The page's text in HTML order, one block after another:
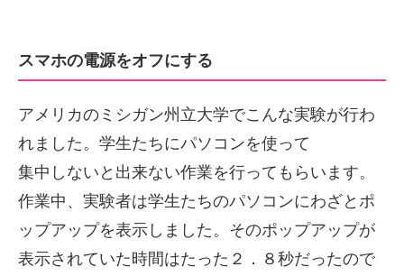
スマホの電源をオフにする
アメリカのミシガン州立大学でこんな実験が行わ
れました。学生たちにパソコンを使って
集中しないと出来ない作業を行ってもらいます。
作業中、実験者は学生たちのパソコンにわざとポ
ップアップを表示しました。そのポップアップが
表示されていた時間はたった２．８秒だったので